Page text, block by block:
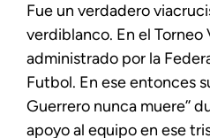
Fue un verdadero
verdiblanco. En el
administrado por la
Futbol. En ese entonces
Guerrero nunca muere’’
apoyo al equipo en ese